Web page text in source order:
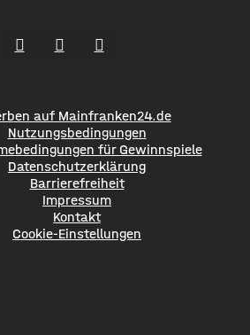
auf Mainfranken24.de
Nutzungsbedingungen
für Gewinnspiele
Datenschutzerklärung
Barrierefreiheit
Impressum
Kontakt
Cookie-Einstellungen